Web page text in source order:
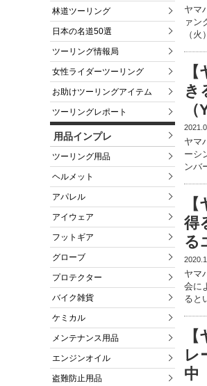
林道ツーリング
日本の名道50選
ツーリング情報局
女性ライダーツーリング
お助けツーリングアイテム
ツーリングレポート
用品インプレ
ツーリング用品
ヘルメット
アパレル
アイウェア
フットギア
グローブ
プロテクター
バイク雑貨
ケミカル
メンテナンス用品
エンジンオイル
盗難防止用品
ヤマ
ァン
（
き
ヤマ
ーシ
ンバ
得
る
ヤマ
会に
ると
レ
中